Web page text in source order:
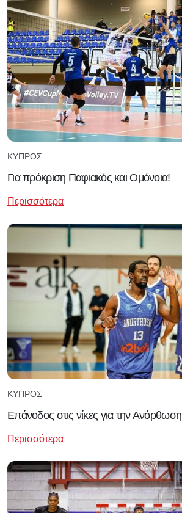
ΚΎΠΡΟΣ
Για πρόκριση Παφιακός και Ομόνοια!
Περισσότερα
ΚΎΠΡΟΣ
Επάνοδος στις νίκες για την Ανόρθωση
Περισσότερα